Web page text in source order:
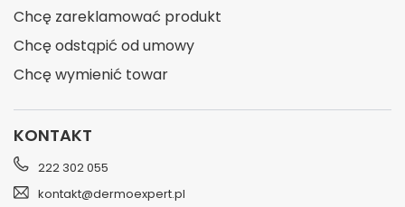
Chcę zareklamować produkt
Chcę odstąpić od umowy
Chcę wymienić towar
KONTAKT
222 302 055
kontakt@dermoexpert.pl